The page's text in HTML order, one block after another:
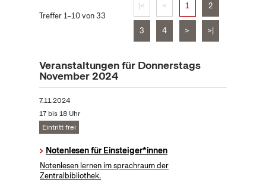
Treffer 1–10 von 33
|< < 1 2
3 4 > >|
Veranstaltungen für Donnerstags
November 2024
7.11.2024
17 bis 18 Uhr
Eintritt frei
Notenlesen für Einsteiger*innen
Notenlesen lernen im sprachraum der
Zentralbibliothek.